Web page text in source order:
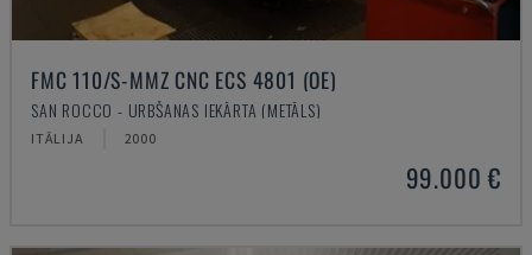
FMC 110/S-MMZ CNC ECS 4801 (OE)
SAN ROCCO - URBŠANAS IEKĀRTA (METĀLS)
ITĀLIJA 2000
99.000 €